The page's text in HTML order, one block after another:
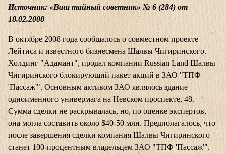
Источник: «Ваш тайный советник» № 6 (284) от
18.02.2008
В октябре 2008 года сообщалось о совместном проекте
Лейтиса и известного бизнесмена Шалвы Чигиринского.
Холдинг "Адамант", продал компании Russian Land Шалвы
Чигиринского блокирующий пакет акций в ЗАО "ТПФ
'Пассаж'". Основным активом ЗАО являлось здание
одноименного универмага на Невском проспекте, 48.
Сумма сделки не раскрывалась, но, по оценке экспертов,
она могла составить около $40-50 млн. Предполагалось, что
после завершения сделки компания Шалвы Чигиринского
станет 100-процентным владельцем ЗАО "ТПФ 'Пассаж'".